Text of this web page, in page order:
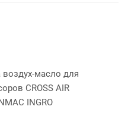
масло для
CROSS AIR
INGRO